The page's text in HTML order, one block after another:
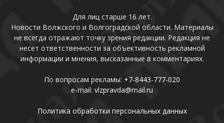
Для лиц старше 16 лет.
Новости Волжского и Волгоградской области. Материалы
не всегда отражают точку зрения редакции. Редакция не
несет ответственности за объективность рекламной
информации и мнения, высказанные в комментариях.
По вопросам рекламы: +7-8443-777-020
e-mail: vlzpravda@mail.ru
Политика обработки персональных данных